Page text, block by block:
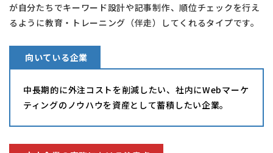
が自分たちでキーワード設計や記事制作、順位チェックを行え
るように教育・トレーニング（伴走）してくれるタイプです。
向いている企業
中長期的に外注コストを削減したい、社内にWebマーケ
ティングのノウハウを資産として蓄積したい企業。